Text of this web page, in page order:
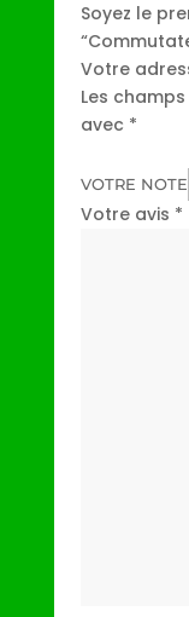
Soyez le
Votre
Les
avec *
VOTRE NOTE
Votre avis *